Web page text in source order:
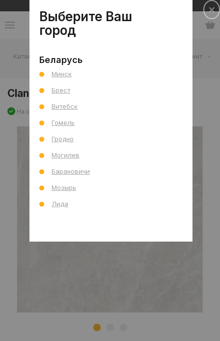
Каталог - Керамогранит
-
Clan Bianco Mat (CRV) 60x60 R
Clan Bianco Mat (CRV) 60x60 R
На складе Артикул: 0000027932
Выберите Ваш
город
Беларусь
Минск
Брест
Витебск
Гомель
Гродно
Могилев
Барановичи
Мозырь
Лида